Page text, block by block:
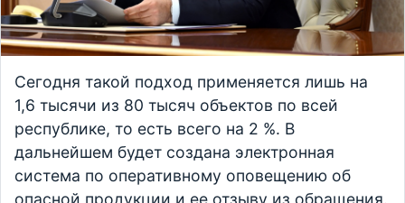
Сегодня такой подход применяется лишь на
1,6 тысячи из 80 тысяч объектов по всей
республике, то есть всего на 2 %. В
дальнейшем будет создана электронная
система по оперативному оповещению об
опасной продукции и ее отзыву из обращения.